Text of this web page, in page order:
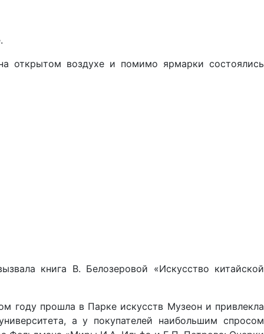
открытом воздухе и помимо ярмарки состоялись
книга В. Белозеровой «Искусство китайской
году прошла в Парке искусств Музеон и привлекла
а у покупателей наибольшим спросом